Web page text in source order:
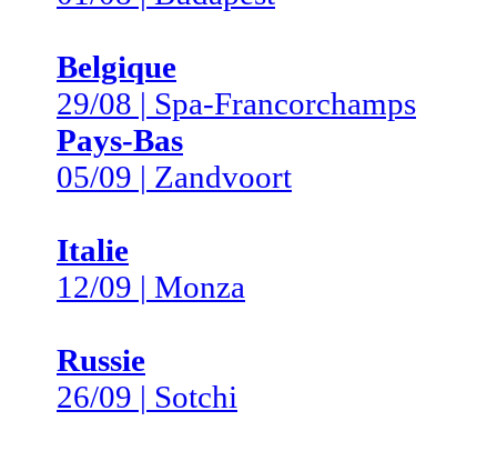
Belgique
29/08 | Spa-Francorchamps
Pays-Bas
05/09 | Zandvoort
Italie
12/09 | Monza
Russie
26/09 | Sotchi